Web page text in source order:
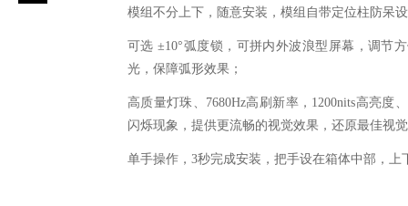
模组不分上下，随意安装，模组自带定位柱防呆
可选 ±10°弧度锁，可拼内外波浪型屏幕，调节
光，保障弧形效果；
高质量灯珠、7680Hz高刷新率，1200nits高亮度
闪烁现象，提供更流畅的视觉效果，还原最佳视
单手操作，3秒完成安装，把手设在箱体中部，上